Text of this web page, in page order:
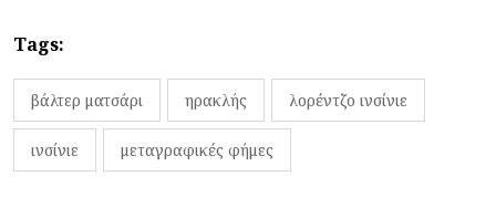
Tags:
βάλτερ ματσάρι ηρακλής λορέντζο ινσίνιε
ινσίνιε μεταγραφικές φήμες